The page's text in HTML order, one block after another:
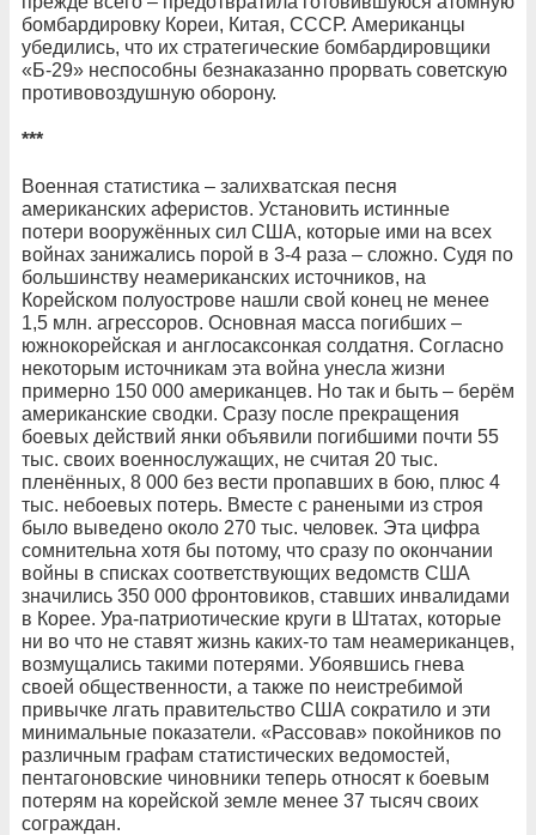
бомбардировку Кореи, Китая, СССР. Американцы
убедились, что их стратегические бомбардировщики
«Б-29» неспособны безнаказанно прорвать советскую
противовоздушную оборону.
***
Военная статистика – залихватская песня
американских аферистов. Установить истинные
потери вооружённых сил США, которые ими на всех
войнах занижались порой в 3-4 раза – сложно. Судя по
большинству неамериканских источников, на
Корейском полуострове нашли свой конец не менее
1,5 млн. агрессоров. Основная масса погибших –
южнокорейская и англосаксонкая солдатня. Согласно
некоторым источникам эта война унесла жизни
примерно 150 000 американцев. Но так и быть – берём
американские сводки. Сразу после прекращения
боевых действий янки объявили погибшими почти 55
тыс. своих военнослужащих, не считая 20 тыс.
пленённых, 8 000 без вести пропавших в бою, плюс 4
тыс. небоевых потерь. Вместе с ранеными из строя
было выведено около 270 тыс. человек. Эта цифра
сомнительна хотя бы потому, что сразу по окончании
войны в списках соответствующих ведомств США
значились 350 000 фронтовиков, ставших инвалидами
в Корее. Ура-патриотические круги в Штатах, которые
ни во что не ставят жизнь каких-то там неамериканцев,
возмущались такими потерями. Убоявшись гнева
своей общественности, а также по неистребимой
привычке лгать правительство США сократило и эти
минимальные показатели. «Рассовав» покойников по
различным графам статистических ведомостей,
пентагоновские чиновники теперь относят к боевым
потерям на корейской земле менее 37 тысяч своих
сограждан.